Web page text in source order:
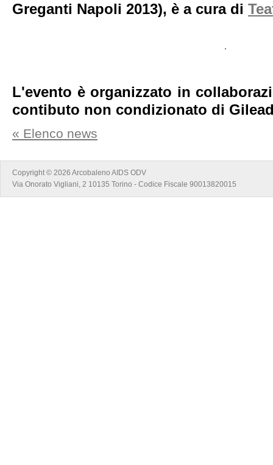
Greganti Napoli 2013), è a cura di
L'evento è organizzato in
contibuto non condizionato di
« Elenco news
Copyright © 2026 Arcobaleno AIDS ODV
Via Onorato Vigliani, 2 10135 Torino - Codice Fiscale 90013820015